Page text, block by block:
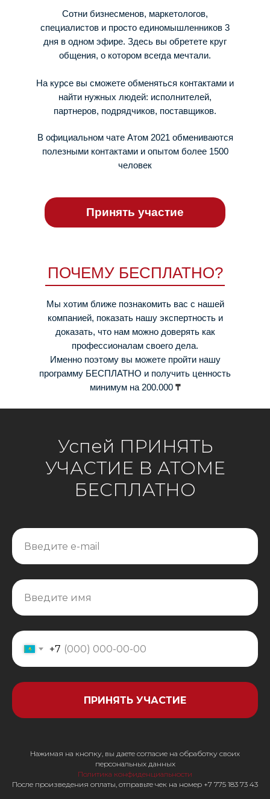
Сотни бизнесменов, маркетологов,
специалистов и просто единомышленников 3
дня в одном эфире. Здесь вы обретете круг
общения, о котором всегда мечтали.
На курсе вы сможете обменяться контактами и
найти нужных людей: исполнителей,
партнеров, подрядчиков, поставщиков.
Принять участие
В официальном чате Атом 2021 обмениваются
полезными контактами и опытом более 1500
человек
ПОЧЕМУ БЕСПЛАТНО?
Мы хотим ближе познакомить вас с нашей
компанией, показать нашу экспертность и
доказать, что нам можно доверять как
профессионалам своего дела.
Именно поэтому вы можете пройти нашу
программу БЕСПЛАТНО и получить ценность
минимум на 200.000 ₸
Успей ПРИНЯТЬ
УЧАСТИЕ В АТОМЕ
БЕСПЛАТНО
+7
ПРИНЯТЬ УЧАСТИЕ
Нажимая на кнопку, вы даете согласие на обработку своих
персональных данных
Политика конфиденциальности
После произведения оплаты, отправьте чек на номер +7 775 183 73 43